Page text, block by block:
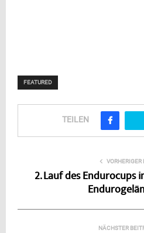
FEATURED
TEILEN
VORHERIGER
2. Lauf des Endurocups
NÄCHSTER